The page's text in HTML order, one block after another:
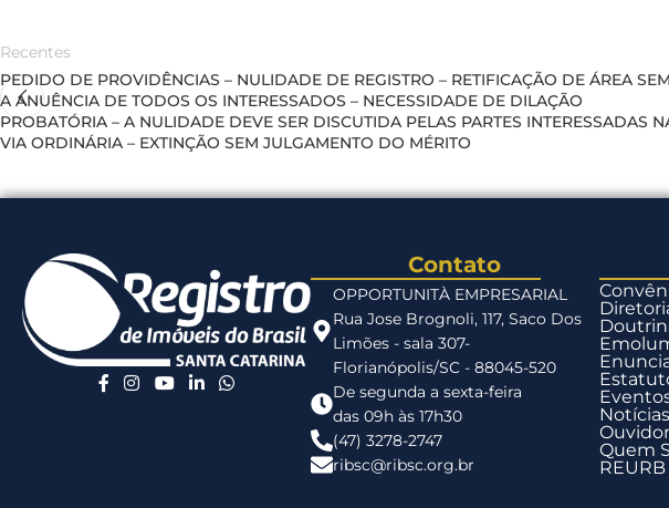
Recentes
PEDIDO DE PROVIDÊNCIAS – NULIDADE DE REGISTRO – RETIFICAÇÃO DE ÁREA SEM
A ANUÊNCIA DE TODOS OS INTERESSADOS – NECESSIDADE DE DILAÇÃO
PROBATÓRIA – A NULIDADE DEVE SER DISCUTIDA PELAS PARTES INTERESSADAS
VIA ORDINÁRIA – EXTINÇÃO SEM JULGAMENTO DO MÉRITO
Contato
OPPORTUNITÀ EMPRESARIAL
Rua Jose Brognoli, 117, Saco Dos
Limões - sala 307-
Florianópolis/SC - 88045-520
De segunda a sexta-feira
das 09h às 17h30
(47) 3278-2747
ribsc@ribsc.org.br
Notícias
Quem
REURB